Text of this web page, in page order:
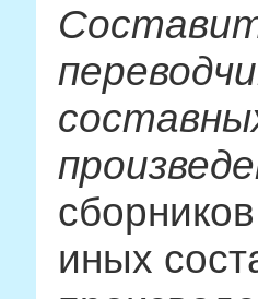
иных